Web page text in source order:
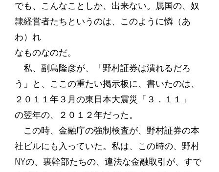
でも、こんなことしか、出来ない。属国の、奴
隷経営者たちというのは、このように憐（あ
わ）れ
なものなのだ。
私、副島隆彦が、「野村証券は潰れるだろ
う」と、ここの重たい掲示板に、書いたのは、
２０１１年３月の東日本大震災「３．１１」
の翌年の、２０１２年だった。
この時、金融庁の強制検査が、野村証券の本
社ビルにも入っていた。私は、この時の、野村
NYの、裏幹部たちの、違法な金融取引が、すで